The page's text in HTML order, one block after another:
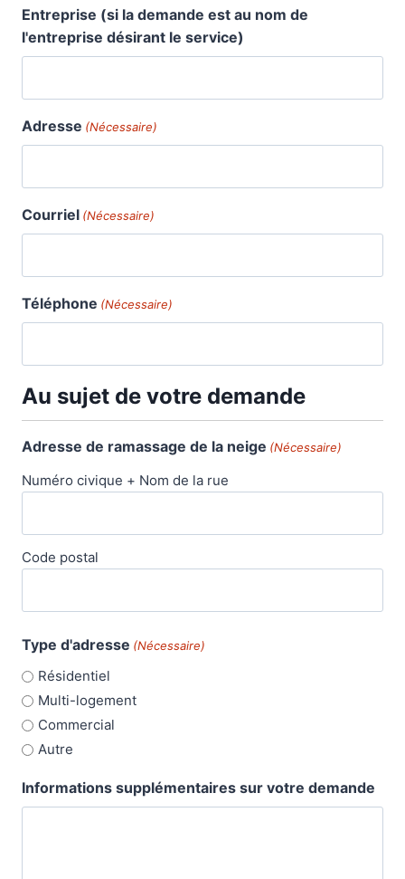
Entreprise (si la demande est au nom de
l'entreprise désirant le service)
Adresse (Nécessaire)
Courriel (Nécessaire)
Téléphone (Nécessaire)
Au sujet de votre demande
Adresse de ramassage de la neige (Nécessaire)
Numéro civique + Nom de la rue
Code postal
Type d'adresse (Nécessaire)
Résidentiel
Multi-logement
Commercial
Autre
Informations supplémentaires sur votre demande